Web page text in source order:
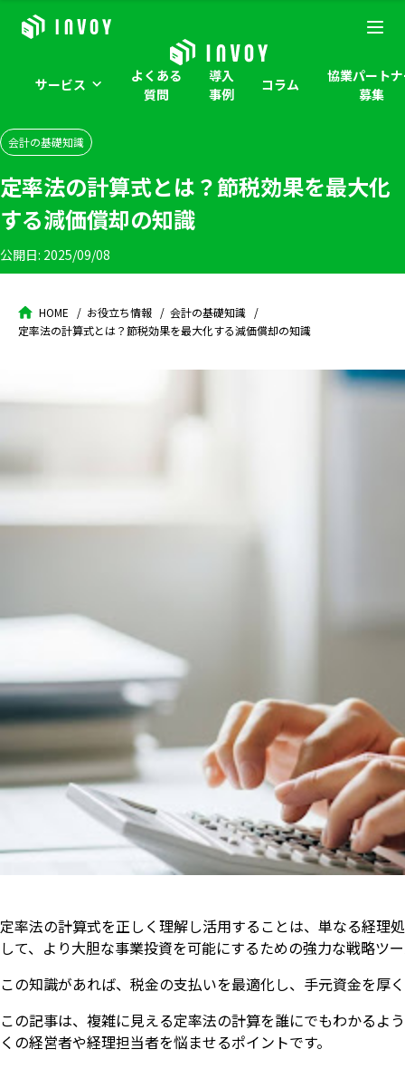
サービス
よくある
質問
導入
事例
コラム
協業パート
募集
会計の基礎知識
定率法の計算式とは？節税効果を最大化
する減価償却の知識
公開日: 2025/09/08
HOME お役立ち情報
会計の基礎知識
定率法の計算式とは？節税効果を最大化する減価償却の知識
定率法の計算式を正しく理解し活用することは、単なる経理
して、より大胆な事業投資を可能にするための強力な戦略ツ
この知識があれば、税金の支払いを最適化し、手元資金を厚
この記事は、複雑に見える定率法の計算を誰にでもわかるよ
くの経営者や経理担当者を悩ませるポイントです。